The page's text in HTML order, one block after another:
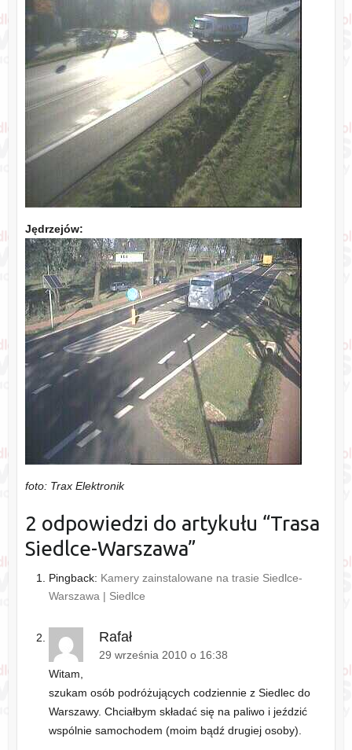
Jędrzejów:
foto: Trax Elektronik
2 odpowiedzi do artykułu “Trasa
Siedlce-Warszawa”
Pingback: Kamery zainstalowane na trasie Siedlce-
Warszawa | Siedlce
Rafał
29 września 2010 o 16:38
Witam,
szukam osób podróżujących codziennie z Siedlec do
Warszawy. Chciałbym składać się na paliwo i jeździć
wspólnie samochodem (moim bądź drugiej osoby).